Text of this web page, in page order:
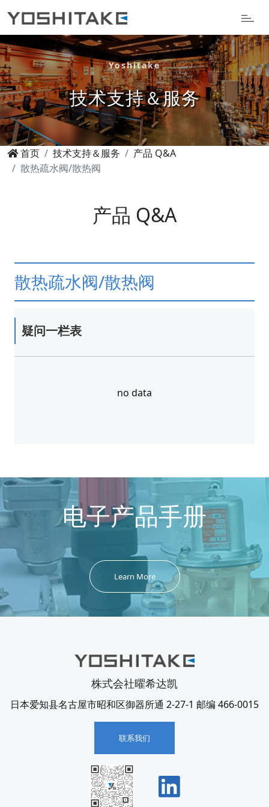
Yoshitake
技术支持＆服务
首页 技术支持＆服务
产品 Q&A
散热疏水阀/散热阀
产品 Q&A
散热疏水阀/散热阀
疑问一栏表
no data
电子产品手册
Learn More
株式会社曜希达凯
日本爱知县名古屋市昭和区御器所通 2-27-1 邮编 466-0015
联系我们